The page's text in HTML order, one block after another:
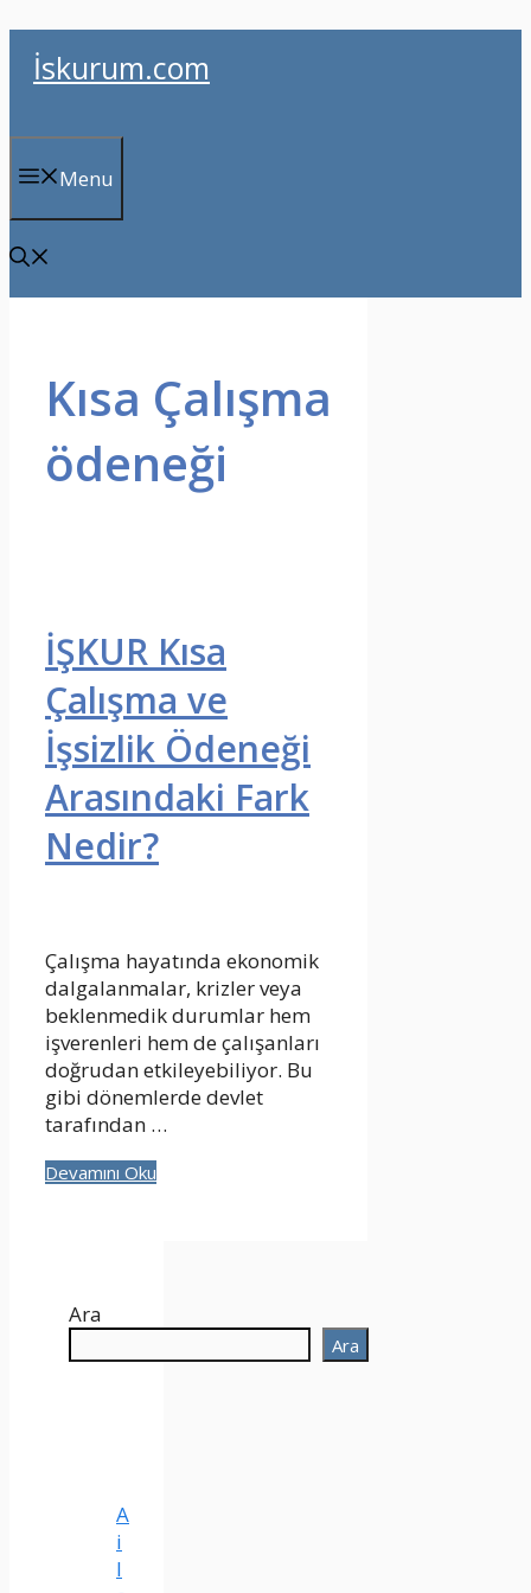
atlaİskurum.com
Menu
Kısa Çalışma
ödeneği
İŞKUR Kısa
Çalışma ve
İşsizlik Ödeneği
Arasındaki Fark
Nedir?
Çalışma hayatında ekonomik
dalgalanmalar, krizler veya
beklenmedik durumlar hem
işverenleri hem de çalışanları
doğrudan etkileyebiliyor. Bu
gibi dönemlerde devlet
tarafından …
Devamını Oku
Ara
Ara
A
i
l